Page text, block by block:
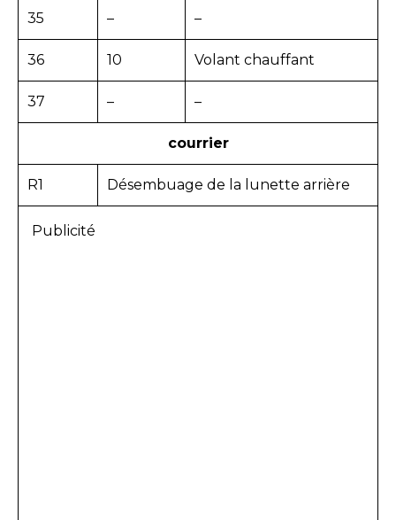
35 – –
36 10 Volant chauffant
37 – –
courrier
R1 Désembuage de la lunette arrière
Publicité